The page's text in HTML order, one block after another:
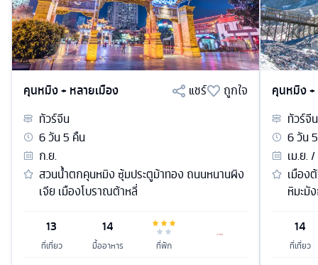
คุนหมิง + หลายเมือง แชร์
ถูกใจ
ทัวร์จีน
6วัน5 คืน
ก.ย.
สวนน้ำตกคุนหมิง ซุ้มประตูม้าทอง ถนนหนานผิง
เจีย เมืองโบราณต้าหลี่
13
ที่เที่ยว
14
มื้ออาหาร ที่พัก
คุนหมิง +
ทัวร์จีน
6วัน5
เม.ย.
เมือง
หิมะมั
14
ที่เที่ยว